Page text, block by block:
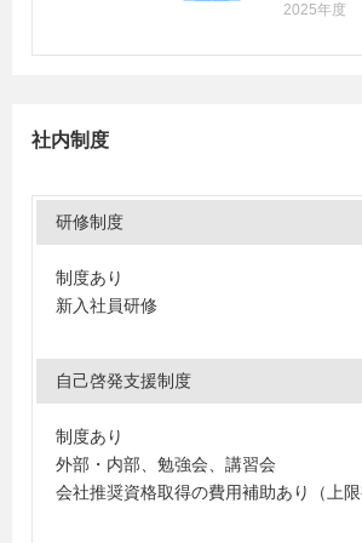
2025年度
社内制度
研修制度
制度あり
新入社員研修
自己啓発支援制度
制度あり
外部・内部、勉強会、講習会
会社推奨資格取得の費用補助あり（上限